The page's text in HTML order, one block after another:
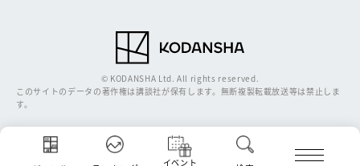
イベント
© KODANSHA Ltd. All rights reserved.
このサイトのデータの著作権は講談社が保有します。無断複製転載放送等は禁止しま
す。